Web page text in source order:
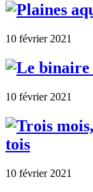
10 février 2021
10 février 2021
tois
10 février 2021